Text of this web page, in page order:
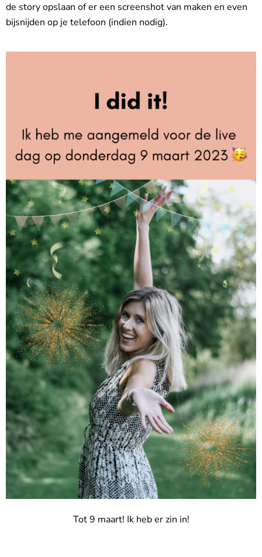
de story opslaan of er een screenshot van maken en even
bijsnijden op je telefoon (indien nodig).
Tot 9 maart! Ik heb er zin in!